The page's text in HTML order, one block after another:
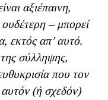
αξιέπαινη,
– μπορεί
εκτός απ’ αυτό.
σύλληψης,
που τον
(ή σχεδόν)